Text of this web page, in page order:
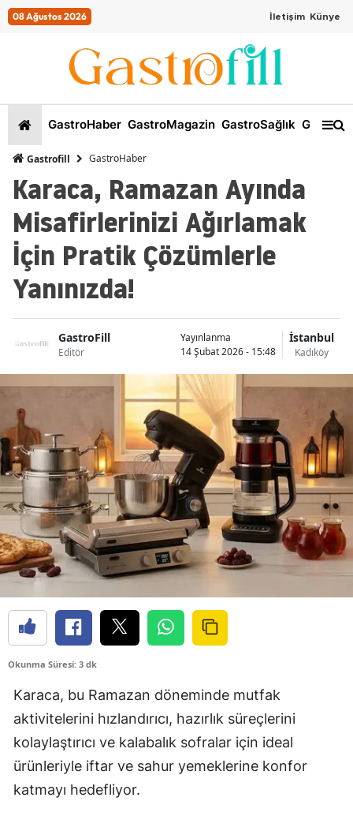
08 Ağustos 2026 İletişim Künye
GastroHaber GastroMagazin GastroSağlık
Gastrofill GastroHaber
Karaca, Ramazan Ayında
Misafirlerinizi Ağırlamak
İçin Pratik Çözümlerle
Yanınızda!
GastroFill
Editör
Yayınlanma
14 Şubat 2026 - 15:48
İstanbul
Kadıköy
Okunma Süresi: 3 dk
Karaca, bu Ramazan döneminde mutfak
aktivitelerini hızlandırıcı, hazırlık süreçlerini
kolaylaştırıcı ve kalabalık sofralar için ideal
ürünleriyle iftar ve sahur yemeklerine konfor
katmayı hedefliyor.